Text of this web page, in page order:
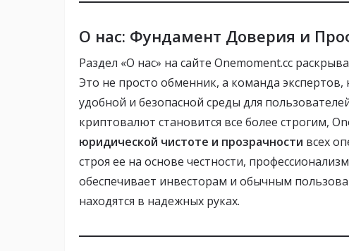
О нас: Фундамент Доверия и
Раздел «О нас» на сайте Onemoment.cc
Это не просто обменник, а команда
удобной и безопасной среды для
криптовалют становится все более строгим,
юридической чистоте и прозрачности всех
строя ее на основе честности,
обеспечивает инвесторам и обычным
находятся в надежных руках.